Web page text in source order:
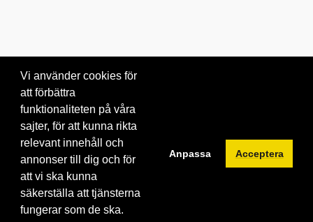
© 2026 Brainville AB. |Villkor för tjänsten
Byt språk:
Vi använder cookies för
att förbättra
funktionaliteten på våra
sajter, för att kunna rikta
relevant innehåll och
annonser till dig och för
att vi ska kunna
säkerställa att tjänsterna
fungerar som de ska.
Anpassa Acceptera